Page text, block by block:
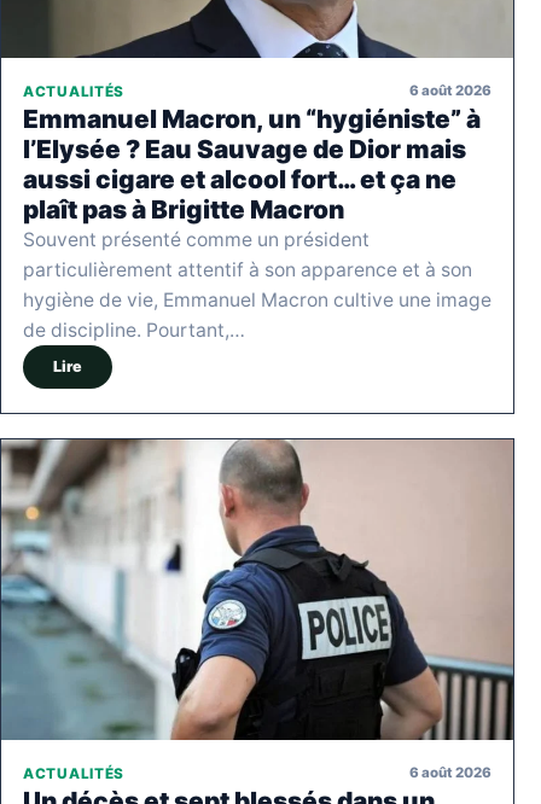
ACTUALITÉS 6 août 2026
Emmanuel Macron, un “hygiéniste” à
l’Elysée ? Eau Sauvage de Dior mais
aussi cigare et alcool fort… et ça ne
plaît pas à Brigitte Macron
Souvent présenté comme un président
particulièrement attentif à son apparence et à son
hygiène de vie, Emmanuel Macron cultive une image
de discipline. Pourtant,…
Lire
ACTUALITÉS 6 août 2026